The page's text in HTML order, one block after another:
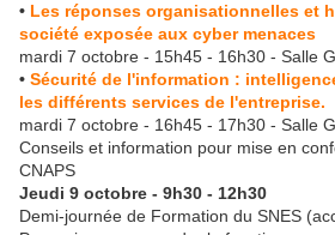
• Les réponses organisationnelles et
société exposée aux cyber menaces
mardi 7 octobre - 15h45 - 16h30 - Salle G
• Sécurité de l'information :
les différents services de l'entreprise.
mardi 7 octobre - 16h45 - 17h30 - Salle G
Conseils et information pour mise en
CNAPS
Jeudi 9 octobre - 9h30 - 12h30
Demi-journée de Formation du SNES